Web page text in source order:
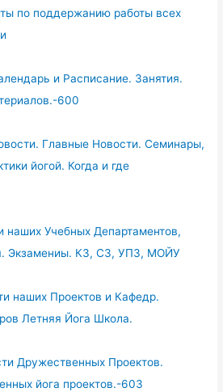
по поддержанию работы всех
и Расписание. Занятия.
600
Главные Новости. Семинары,
йогой. Когда и где
наших Учебных Департаментов,
Экзамениы. КЗ, СЗ, УПЗ, МОЙУ
наших Проектов и Кафедр.
Летняя Йога Школа.
Дружественных Проектов.
йога проектов.-603